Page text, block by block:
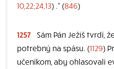
10,22;24,13) .“ (846)
1257 Sám Pán Ježiš tvrdí,
potrebný na spásu. (1129)
učeníkom, aby ohlasovali